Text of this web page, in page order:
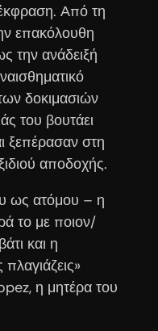
Από τη
επακόλουθη
την ανάδειξή
δοκιμασιών
του βουτάει
ξεπέρασαν στη
αποδοχής.
ως ατόμου – η
το με ποιον/
και η
η μητέρα του